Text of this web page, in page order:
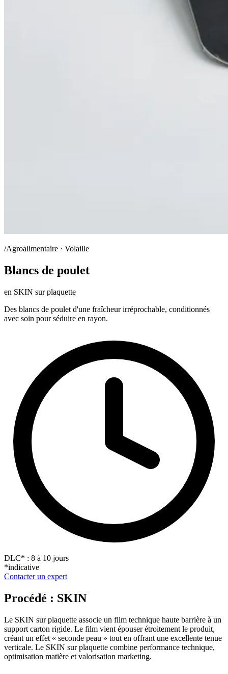
/Agroalimentaire · Volaille
Blancs de poulet
en SKIN sur plaquette
Des blancs de poulet d'une fraîcheur irréprochable, conditionnés
avec soin pour séduire en rayon.
DLC* : 8 à 10 jours
*indicative
Contacter un expert
Procédé : SKIN
Le SKIN sur plaquette associe un film technique haute barrière à un
support carton rigide. Le film vient épouser étroitement le produit,
créant un effet « seconde peau » tout en offrant une excellente tenue
verticale. Le SKIN sur plaquette combine performance technique,
optimisation matière et valorisation marketing.